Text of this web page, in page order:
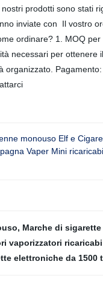
prodotti sono stati
inviate con Il vostro
ordinare? 1. MOQ
necessari per
monouso Elf e
Vaper Mini
, Marche di
vaporizzatori
elettroniche da 1500